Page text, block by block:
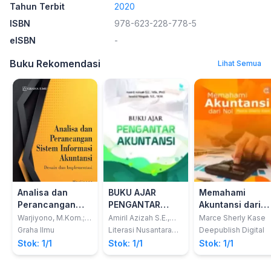
Tahun Terbit
2020
ISBN
978-623-228-778-5
eISBN
-
Buku Rekomendasi Lihat Semua
Analisa dan
Perancangan
Sistem Informasi
Akuntansi;
Desain dan
Implementasi
Warjiyono, M.Kom.;
Husni Faqih, M.Kom.
Graha Ilmu
Stok: 1/1
BUKU AJAR
PENGANTAR
AKUNTANSI
Amiril Azizah S.E.,
MSi., PhD.; Armini
Literasi Nusantara
Abadi
Stok: 1/1
Memahami
Akuntansi dari
Nol
Marce Sherly Kase
Deepublish Digital
Stok: 1/1